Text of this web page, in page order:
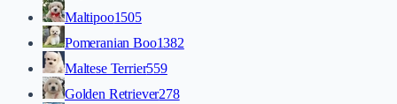
Maltipoo1505
Pomeranian Boo1382
Maltese Terrier559
Golden Retriever278